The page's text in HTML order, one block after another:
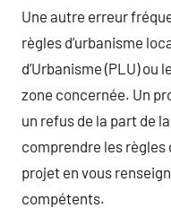
Une autre erreur
règles d’urbanisme
d’Urbanisme (PLU)
zone concernée. Un
un refus de la part de
comprendre les règles
projet en vous
compétents.